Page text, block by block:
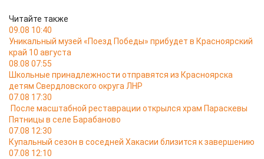
Читайте также
09.08 10:40
Уникальный музей «Поезд Победы» прибудет в Красноярский
край 10 августа
08.08 07:55
Школьные принадлежности отправятся из Красноярска
детям Свердловского округа ЛНР
07.08 17:30
После масштабной реставрации открылся храм Параскевы
Пятницы в селе Барабаново
07.08 12:30
Купальный сезон в соседней Хакасии близится к завершению
07.08 12:10